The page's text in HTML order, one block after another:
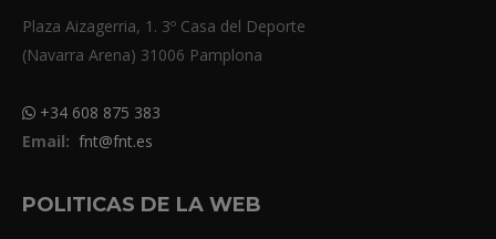
Plaza Aizagerria, 1. 3º Casa del Deporte
(Navarra Arena) 31006 Pamplona
+34 608 875 383
Email: fnt@fnt.es
POLITICAS DE LA WEB